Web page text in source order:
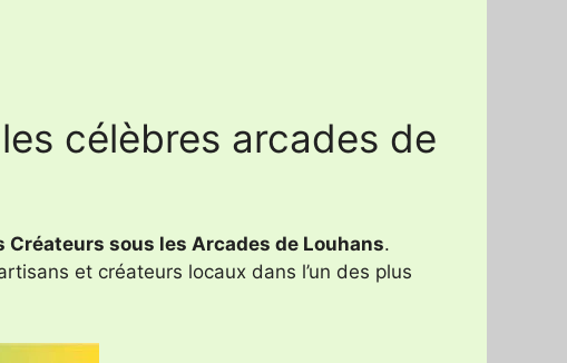
célèbres arcades de
Créateurs sous les Arcades de Louhans.
et créateurs locaux dans l’un des plus